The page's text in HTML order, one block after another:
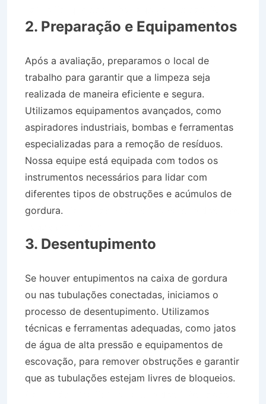
2. Preparação e Equipamentos
Após a avaliação, preparamos o local de
trabalho para garantir que a limpeza seja
realizada de maneira eficiente e segura.
Utilizamos equipamentos avançados, como
aspiradores industriais, bombas e ferramentas
especializadas para a remoção de resíduos.
Nossa equipe está equipada com todos os
instrumentos necessários para lidar com
diferentes tipos de obstruções e acúmulos de
gordura.
3. Desentupimento
Se houver entupimentos na caixa de gordura
ou nas tubulações conectadas, iniciamos o
processo de desentupimento. Utilizamos
técnicas e ferramentas adequadas, como jatos
de água de alta pressão e equipamentos de
escovação, para remover obstruções e garantir
que as tubulações estejam livres de bloqueios.